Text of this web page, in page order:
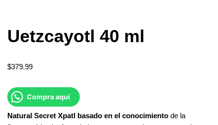
Uetzcayotl 40 ml
$379.99
Compra aquí
Natural Secret Xpatl basado en el conocimiento de la